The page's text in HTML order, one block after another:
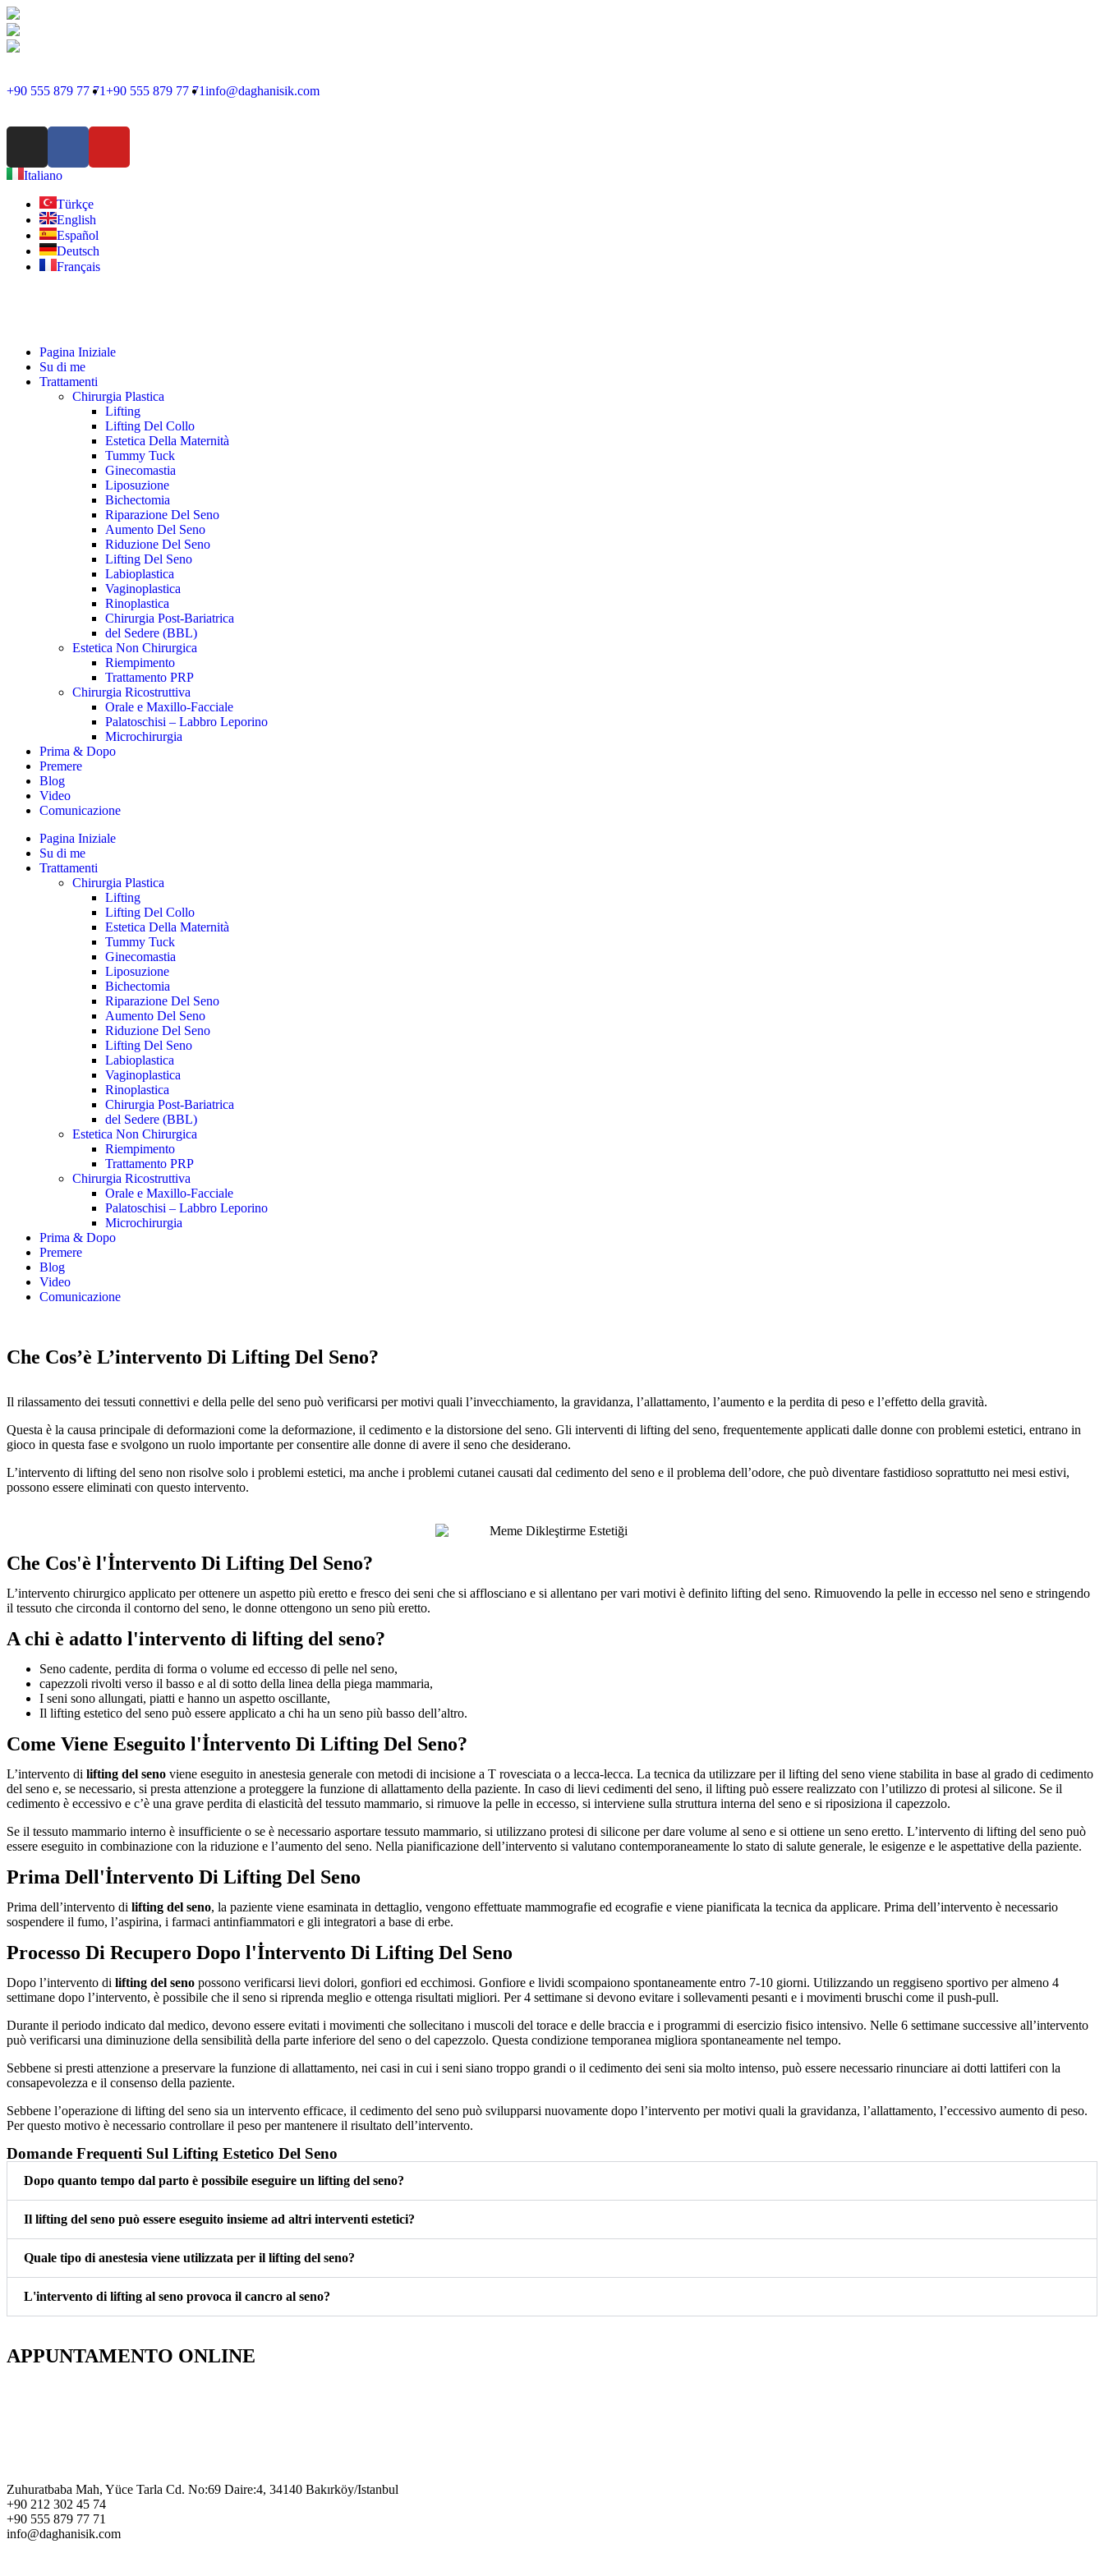
+90 555 879 77 71+90 555 879 77 71info@daghanisik.com
Italiano
Türkçe
English
Español
Deutsch
Français
Pagina Iniziale
Su di me
Trattamenti
Chirurgia Plastica
Lifting
Lifting Del Collo
Estetica Della Maternità
Tummy Tuck
Ginecomastia
Liposuzione
Bichectomia
Riparazione Del Seno
Aumento Del Seno
Riduzione Del Seno
Lifting Del Seno
Labioplastica
Vaginoplastica
Rinoplastica
Chirurgia Post-Bariatrica
del Sedere (BBL)
Estetica Non Chirurgica
Riempimento
Trattamento PRP
Chirurgia Ricostruttiva
Orale e Maxillo-Facciale
Palatoschisi – Labbro Leporino
Microchirurgia
Prima & Dopo
Premere
Blog
Video
Comunicazione
Pagina Iniziale
Su di me
Trattamenti
Chirurgia Plastica
Lifting
Lifting Del Collo
Estetica Della Maternità
Tummy Tuck
Ginecomastia
Liposuzione
Bichectomia
Riparazione Del Seno
Aumento Del Seno
Riduzione Del Seno
Lifting Del Seno
Labioplastica
Vaginoplastica
Rinoplastica
Chirurgia Post-Bariatrica
del Sedere (BBL)
Estetica Non Chirurgica
Riempimento
Trattamento PRP
Chirurgia Ricostruttiva
Orale e Maxillo-Facciale
Palatoschisi – Labbro Leporino
Microchirurgia
Prima & Dopo
Premere
Blog
Video
Comunicazione
Che Cos’è L’intervento Di Lifting Del Seno?
Il rilassamento dei tessuti connettivi e della pelle del seno può verificarsi per motivi quali l’invecchiamento, la gravidanza, l’allattamento, l’aumento e la perdita di peso e l’effetto della gravità.
Questa è la causa principale di deformazioni come la deformazione, il cedimento e la distorsione del seno. Gli interventi di lifting del seno, frequentemente applicati dalle donne con problemi estetici, entrano in
gioco in questa fase e svolgono un ruolo importante per consentire alle donne di avere il seno che desiderano.
L’intervento di lifting del seno non risolve solo i problemi estetici, ma anche i problemi cutanei causati dal cedimento del seno e il problema dell’odore, che può diventare fastidioso soprattutto nei mesi estivi,
possono essere eliminati con questo intervento.
Che Cos'è l'İntervento Di Lifting Del Seno?
L’intervento chirurgico applicato per ottenere un aspetto più eretto e fresco dei seni che si afflosciano e si allentano per vari motivi è definito lifting del seno. Rimuovendo la pelle in eccesso nel seno e stringendo
il tessuto che circonda il contorno del seno, le donne ottengono un seno più eretto.
A chi è adatto l'intervento di lifting del seno?
Seno cadente, perdita di forma o volume ed eccesso di pelle nel seno,
capezzoli rivolti verso il basso e al di sotto della linea della piega mammaria,
I seni sono allungati, piatti e hanno un aspetto oscillante,
Il lifting estetico del seno può essere applicato a chi ha un seno più basso dell’altro.
Come Viene Eseguito l'İntervento Di Lifting Del Seno?
L’intervento di lifting del seno viene eseguito in anestesia generale con metodi di incisione a T rovesciata o a lecca-lecca. La tecnica da utilizzare per il lifting del seno viene stabilita in base al grado di cedimento
del seno e, se necessario, si presta attenzione a proteggere la funzione di allattamento della paziente. In caso di lievi cedimenti del seno, il lifting può essere realizzato con l’utilizzo di protesi al silicone. Se il
cedimento è eccessivo e c’è una grave perdita di elasticità del tessuto mammario, si rimuove la pelle in eccesso, si interviene sulla struttura interna del seno e si riposiziona il capezzolo.
Se il tessuto mammario interno è insufficiente o se è necessario asportare tessuto mammario, si utilizzano protesi di silicone per dare volume al seno e si ottiene un seno eretto. L’intervento di lifting del seno può
essere eseguito in combinazione con la riduzione e l’aumento del seno. Nella pianificazione dell’intervento si valutano contemporaneamente lo stato di salute generale, le esigenze e le aspettative della paziente.
Prima Dell'İntervento Di Lifting Del Seno
Prima dell’intervento di lifting del seno, la paziente viene esaminata in dettaglio, vengono effettuate mammografie ed ecografie e viene pianificata la tecnica da applicare. Prima dell’intervento è necessario
sospendere il fumo, l’aspirina, i farmaci antinfiammatori e gli integratori a base di erbe.
Processo Di Recupero Dopo l'İntervento Di Lifting Del Seno
Dopo l’intervento di lifting del seno possono verificarsi lievi dolori, gonfiori ed ecchimosi. Gonfiore e lividi scompaiono spontaneamente entro 7-10 giorni. Utilizzando un reggiseno sportivo per almeno 4
settimane dopo l’intervento, è possibile che il seno si riprenda meglio e ottenga risultati migliori. Per 4 settimane si devono evitare i sollevamenti pesanti e i movimenti bruschi come il push-pull.
Durante il periodo indicato dal medico, devono essere evitati i movimenti che sollecitano i muscoli del torace e delle braccia e i programmi di esercizio fisico intensivo. Nelle 6 settimane successive all’intervento
può verificarsi una diminuzione della sensibilità della parte inferiore del seno o del capezzolo. Questa condizione temporanea migliora spontaneamente nel tempo.
Sebbene si presti attenzione a preservare la funzione di allattamento, nei casi in cui i seni siano troppo grandi o il cedimento dei seni sia molto intenso, può essere necessario rinunciare ai dotti lattiferi con la
consapevolezza e il consenso della paziente.
Sebbene l’operazione di lifting del seno sia un intervento efficace, il cedimento del seno può svilupparsi nuovamente dopo l’intervento per motivi quali la gravidanza, l’allattamento, l’eccessivo aumento di peso.
Per questo motivo è necessario controllare il peso per mantenere il risultato dell’intervento.
Domande Frequenti Sul Lifting Estetico Del Seno
Dopo quanto tempo dal parto è possibile eseguire un lifting del seno?
Il lifting del seno può essere eseguito insieme ad altri interventi estetici?
Quale tipo di anestesia viene utilizzata per il lifting del seno?
L'intervento di lifting al seno provoca il cancro al seno?
APPUNTAMENTO ONLINE
Zuhuratbaba Mah, Yüce Tarla Cd. No:69 Daire:4, 34140 Bakırköy/Istanbul
+90 212 302 45 74
+90 555 879 77 71
info@daghanisik.com